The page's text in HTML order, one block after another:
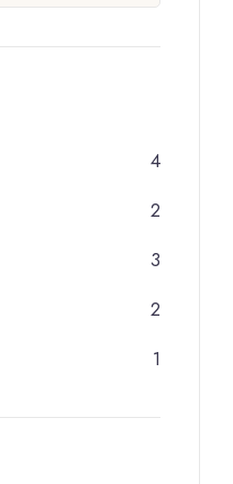
4
2
3
2
1